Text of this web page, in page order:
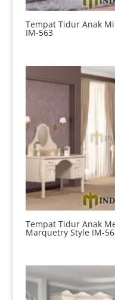
Tempat Tidur Anak
IM-563
Tempat Tidur Anak
Marquetry Style IM-